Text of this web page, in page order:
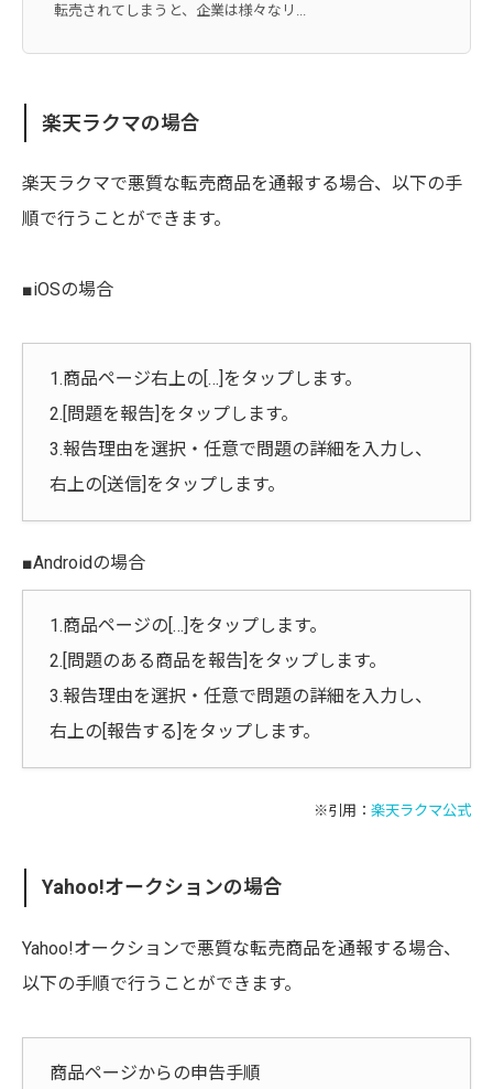
転売されてしまうと、企業は様々なリ...
楽天ラクマの場合
楽天ラクマで悪質な転売商品を通報する場合、以下の手
順で行うことができます。
■iOSの場合
1.商品ページ右上の[…]をタップします。
2.[問題を報告]をタップします。
3.報告理由を選択・任意で問題の詳細を入力し、
右上の[送信]をタップします。
■Androidの場合
1.商品ページの[…]をタップします。
2.[問題のある商品を報告]をタップします。
3.報告理由を選択・任意で問題の詳細を入力し、
右上の[報告する]をタップします。
※引用： 楽天ラクマ公式
Yahoo!オークションの場合
Yahoo!オークションで悪質な転売商品を通報する場合、
以下の手順で行うことができます。
商品ページからの申告手順